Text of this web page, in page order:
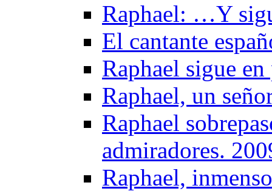
Raphael: …Y
El cantante
Raphael sigue
Raphael, un
Raphael
admiradores.
Raphael,